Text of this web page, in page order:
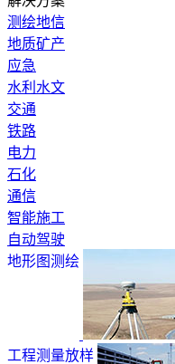
测绘地信
地质矿产
应急
水利水文
交通
铁路
电力
石化
通信
智能施工
自动驾驶
地形图测绘
工程测量放样